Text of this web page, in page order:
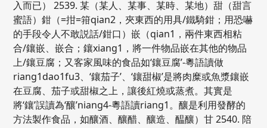
入而已） 2539. 某（某人、某事、某時、某地）甜（甜言
蜜語）鉗（=拑=箝qian2，夾東西的用具/鐵騎鉗；用恐嚇
的手段令人不敢説話/鉗口）嵌（qian1，兩件東西相粘
合/鑲嵌、嵌合；鑲xiang1，將一件物品嵌在其他的物品
上/鑲豆腐；又客家風味的食品如‘鑲豆腐’-粵語讀做
riang1dao1fu3、‘鑲茄子’、‘鑲甜椒’是將肉糜或魚漿鑲嵌
在豆腐、茄子或甜椒之上，讓後紅燒或蒸煮。其實是
將‘鑲’誤讀為‘釀’niang4-粵語讀riang1。釀是利用發酵的
方法製作食品，如釀酒、釀醋、釀造、醖釀）甘 2540. 陪